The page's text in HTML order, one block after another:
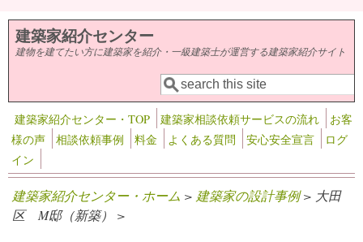
メインコンテンツに移動
建築家紹介センター
建物を建てたい方に建築家を紹介・一級建築士が運営する建築家紹介サイト
検索フォーム
検索
建築家紹介センター・TOP 建築家相談依頼サービスの流れ
お客
様の声
相談依頼事例 料金 よくある質問 安心安全宣言
ログ
イン
建築家紹介センター・ホーム > 建築家の設計事例> 大田
区 M邸（新築） >